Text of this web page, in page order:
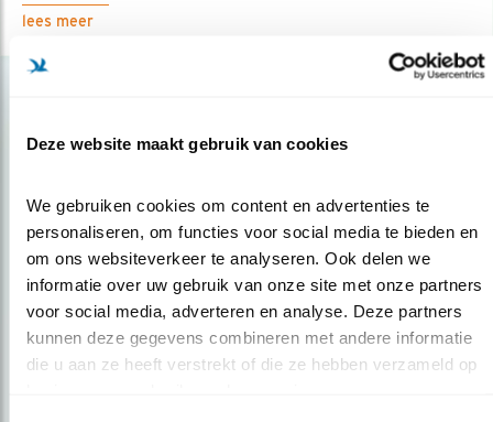
Deze website maakt gebruik van cookies
We gebruiken cookies om content en advertenties te
personaliseren, om functies voor social media te bieden en
om ons websiteverkeer te analyseren. Ook delen we
informatie over uw gebruik van onze site met onze partners
voor social media, adverteren en analyse. Deze partners
kunnen deze gegevens combineren met andere informatie
die u aan ze heeft verstrekt of die ze hebben verzameld op
lees meer
Op de hoogte blijven?
Meld je aan en ontvang nieuws, inspiratie, acties en tips
over vogels en activiteiten van Vogelbescherming.
AANMELDEN VOGELNIEUWS